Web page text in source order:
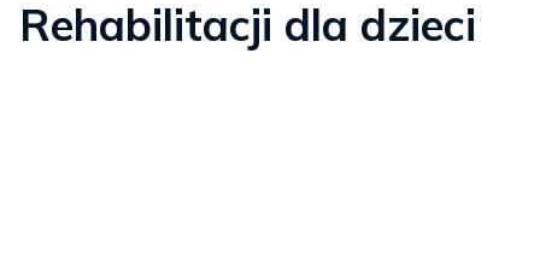
Rehabilitacji dla dzieci